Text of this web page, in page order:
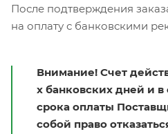
После подтверждения
на оплату с банковскими
Внимание! Счет
х банковских дней и
срока оплаты
собой право